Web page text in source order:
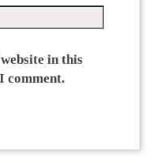
in this
comment.